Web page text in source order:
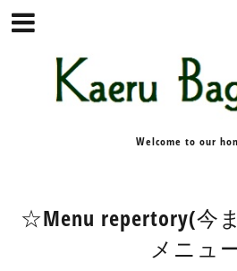
Welcome to our
☆Menu repertory(今
メニュ